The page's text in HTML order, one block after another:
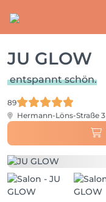
JU GLOW
entspannt schön.
89
Hermann-Löns-Straße 3